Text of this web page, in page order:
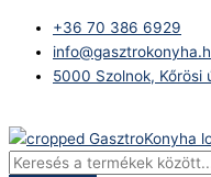
content
+36 70 386 6929
5000 Szolnok, Kőrösi
search